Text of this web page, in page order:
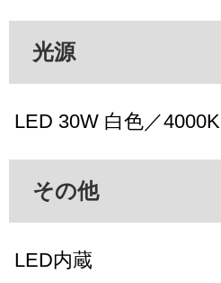
光源
LED 30W 白色／4000K
その他
LED内蔵